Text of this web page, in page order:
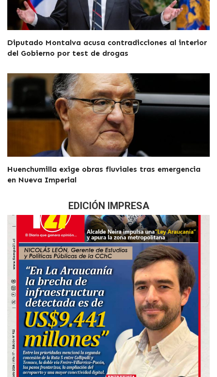
Diputado Montalva acusa contradicciones al interior
del Gobierno por test de drogas
Huenchumilla exige obras fluviales tras emergencia
en Nueva Imperial
EDICIÓN IMPRESA